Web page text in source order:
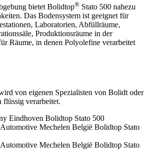
bietet Bolidtop® Stato 500 nahezu
Das Bodensystem ist geeignet für
Laboratorien, Abfüllräume,
Produktionsräume in der
Räume, in denen Polyolefine verarbeitet
von eigenen Spezialisten von Bolidt oder
flüssig verarbeitet.